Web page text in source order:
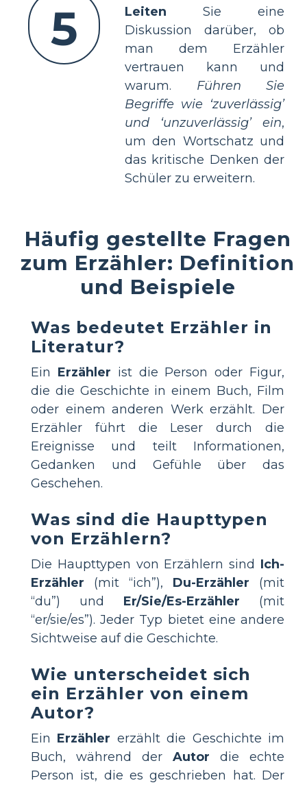
5 Leiten Sie eine
Diskussion darüber, ob
man dem Erzähler
vertrauen kann und
warum. Führen Sie
Begriffe wie ‘zuverlässig’
und ‘unzuverlässig’ ein,
um den Wortschatz und
das kritische Denken der
Schüler zu erweitern.
Häufig gestellte Fragen
zum Erzähler: Definition
und Beispiele
Was bedeutet Erzähler in
Literatur?
Ein Erzähler ist die Person oder Figur,
die die Geschichte in einem Buch, Film
oder einem anderen Werk erzählt. Der
Erzähler führt die Leser durch die
Ereignisse und teilt Informationen,
Gedanken und Gefühle über das
Geschehen.
Was sind die Haupttypen
von Erzählern?
Die Haupttypen von Erzählern sind Ich-
Erzähler (mit “ich”), Du-Erzähler (mit
“du”) und Er/Sie/Es-Erzähler (mit
“er/sie/es”). Jeder Typ bietet eine andere
Sichtweise auf die Geschichte.
Wie unterscheidet sich
ein Erzähler von einem
Autor?
Ein Erzähler erzählt die Geschichte im
Buch, während der Autor die echte
Person ist, die es geschrieben hat. Der